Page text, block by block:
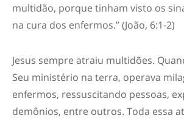
multidão, porque tinham visto os
na cura dos enfermos.” (João, 6:1-2)
Jesus sempre atraiu multidões.
Seu ministério na terra, operava
enfermos, ressuscitando pessoas,
demônios, entre outros. Toda essa